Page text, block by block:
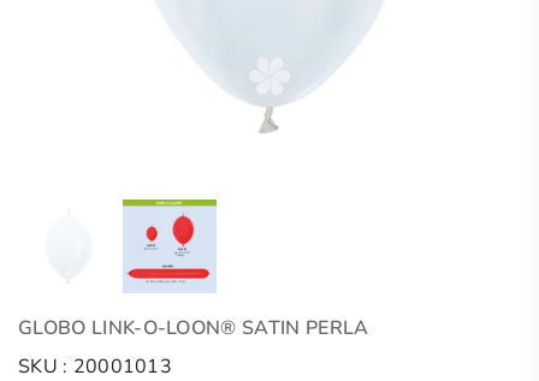
GLOBO LINK-O-LOON® SATIN PERLA
SKU : 20001013